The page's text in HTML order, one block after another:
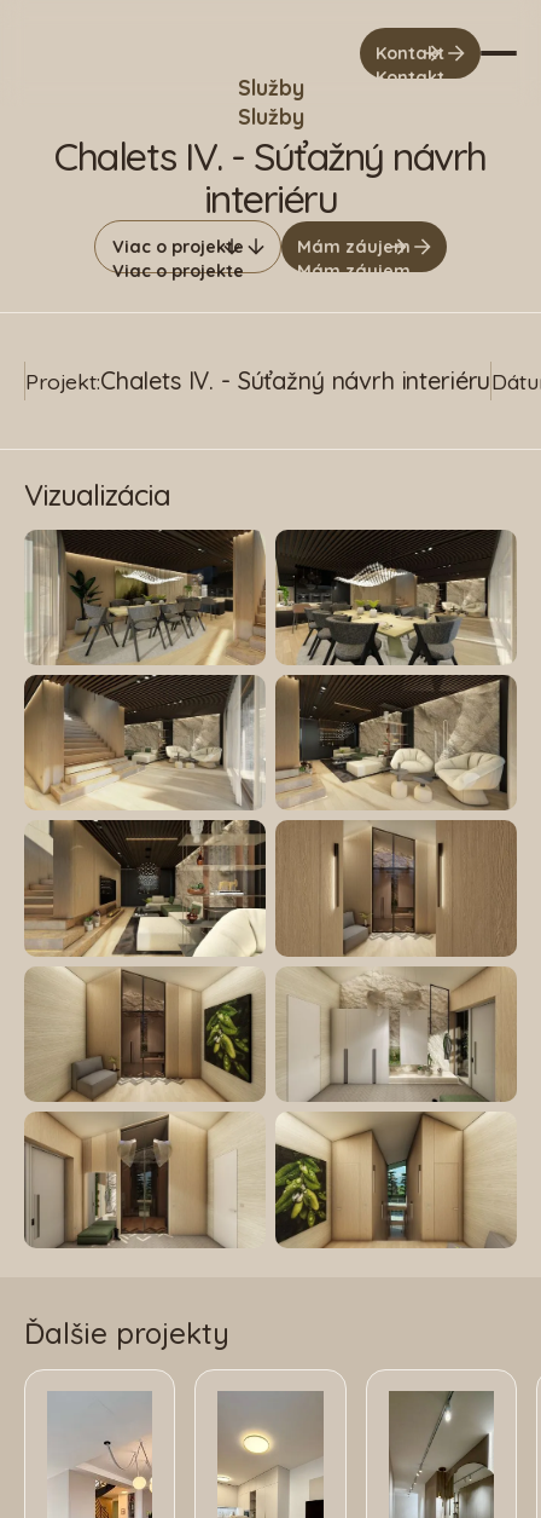
Kontakt
Kontakt
Služby
Služby
Chalets IV. - Súťažný návrh
interiéru
Viac o projekte
Viac o projekte
Mám záujem
Mám záujem
Projekt:Chalets IV. - Súťažný návrh interiéru
Vizualizácia
Ďalšie projekty